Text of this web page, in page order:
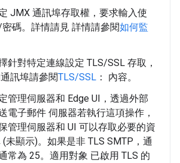
JMX 通訊埠存取權，要求輸入使
碼。詳情請見 詳情請參閱如何監
針對特定連線設定 TLS/SSL 存取，
訊埠請參閱TLS/SSL ： 內容。
管理伺服器和 Edge UI，透過外部
電子郵件 伺服器若執行這項操作，
管理伺服器和 UI 可以存取必要的資
未顯示)。如果是非 TLS SMTP，通
常為 25。適用對象 已啟用 TLS 的